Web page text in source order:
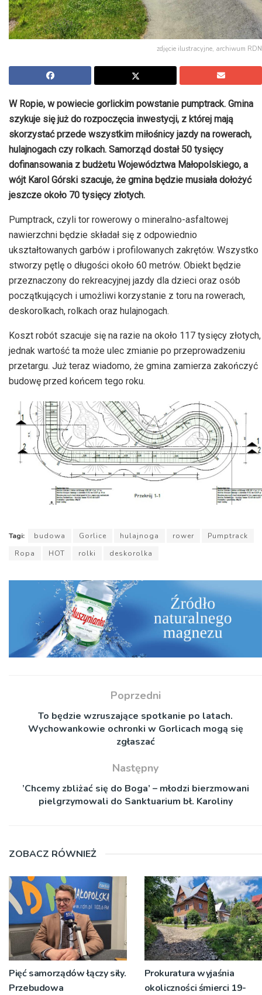
zdjęcie ilustracyjne, archiwum RDN
W Ropie, w powiecie gorlickim powstanie pumptrack. Gmina
szykuje się już do rozpoczęcia inwestycji, z której mają
skorzystać przede wszystkim miłośnicy jazdy na rowerach,
hulajnogach czy rolkach. Samorząd dostał 50 tysięcy
dofinansowania z budżetu Województwa Małopolskiego, a
wójt Karol Górski szacuje, że gmina będzie musiała dołożyć
jeszcze około 70 tysięcy złotych.
Pumptrack, czyli tor rowerowy o mineralno-asfaltowej
nawierzchni będzie składał się z odpowiednio
ukształtowanych garbów i profilowanych zakrętów. Wszystko
stworzy pętlę o długości około 60 metrów. Obiekt będzie
przeznaczony do rekreacyjnej jazdy dla dzieci oraz osób
początkujących i umożliwi korzystanie z toru na rowerach,
deskorolkach, rolkach oraz hulajnogach.
Koszt robót szacuje się na razie na około 117 tysięcy złotych,
jednak wartość ta może ulec zmianie po przeprowadzeniu
przetargu. Już teraz wiadomo, że gmina zamierza zakończyć
budowę przed końcem tego roku.
Tagi: budowa Gorlice hulajnoga rower
Pumptrack
Ropa
HOT rolki deskorolka
Poprzedni
To będzie wzruszające spotkanie po latach.
Wychowankowie ochronki w Gorlicach mogą się
zgłaszać
Następny
’Chcemy zbliżać się do Boga’ – młodzi bierzmowani
pielgrzymowali do Sanktuarium bł. Karoliny
ZOBACZ RÓWNIEŻ
Pięć samorządów łączy siły.
Przebudowa
Prokuratura wyjaśnia
okoliczności śmierci 19-